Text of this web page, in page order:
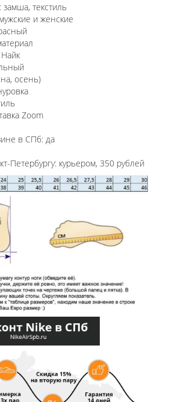
текстиль
и женские
осень)
Zoom
в СПб: да
Петербургу: курьером, 350 рублей